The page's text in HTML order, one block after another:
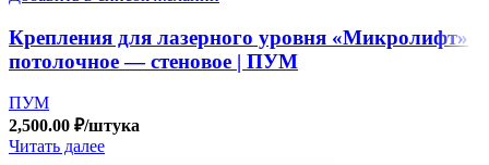
Крепления для лазерного уровня «Микролифт»
потолочное — стеновое | ПУМ
ПУМ
2,500.00 ₽/штука
Читать далее